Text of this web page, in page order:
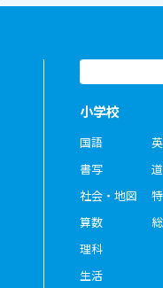
小学校
国語
書写
社会・地図
算数
理科
生活